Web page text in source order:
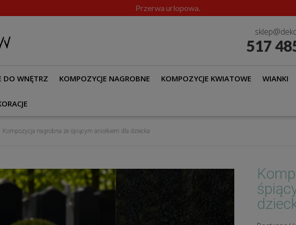
W dniach 24.08.2026-9.08.2026 r. nastąpi przerwa w realizacji i wysyłce
517
DO WNĘTRZ KOMPOZYCJE NAGROBNE KOMPOZYCJE KWIATOWE WIANKI
Kompozycja nagrobna ze śpiącym aniołkiem dla dziecka